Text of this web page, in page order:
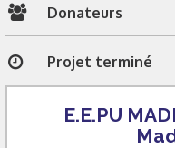
Donateurs
Projet terminé
E.E.PU